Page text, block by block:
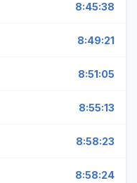
8:45:38
8:49:21
8:51:05
8:55:13
8:58:23
8:58:24